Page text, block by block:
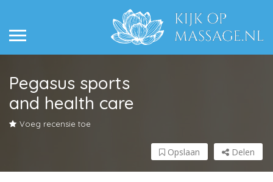
Pegasus sports
and health care
Voeg recensie toe
Delen
Opslaan